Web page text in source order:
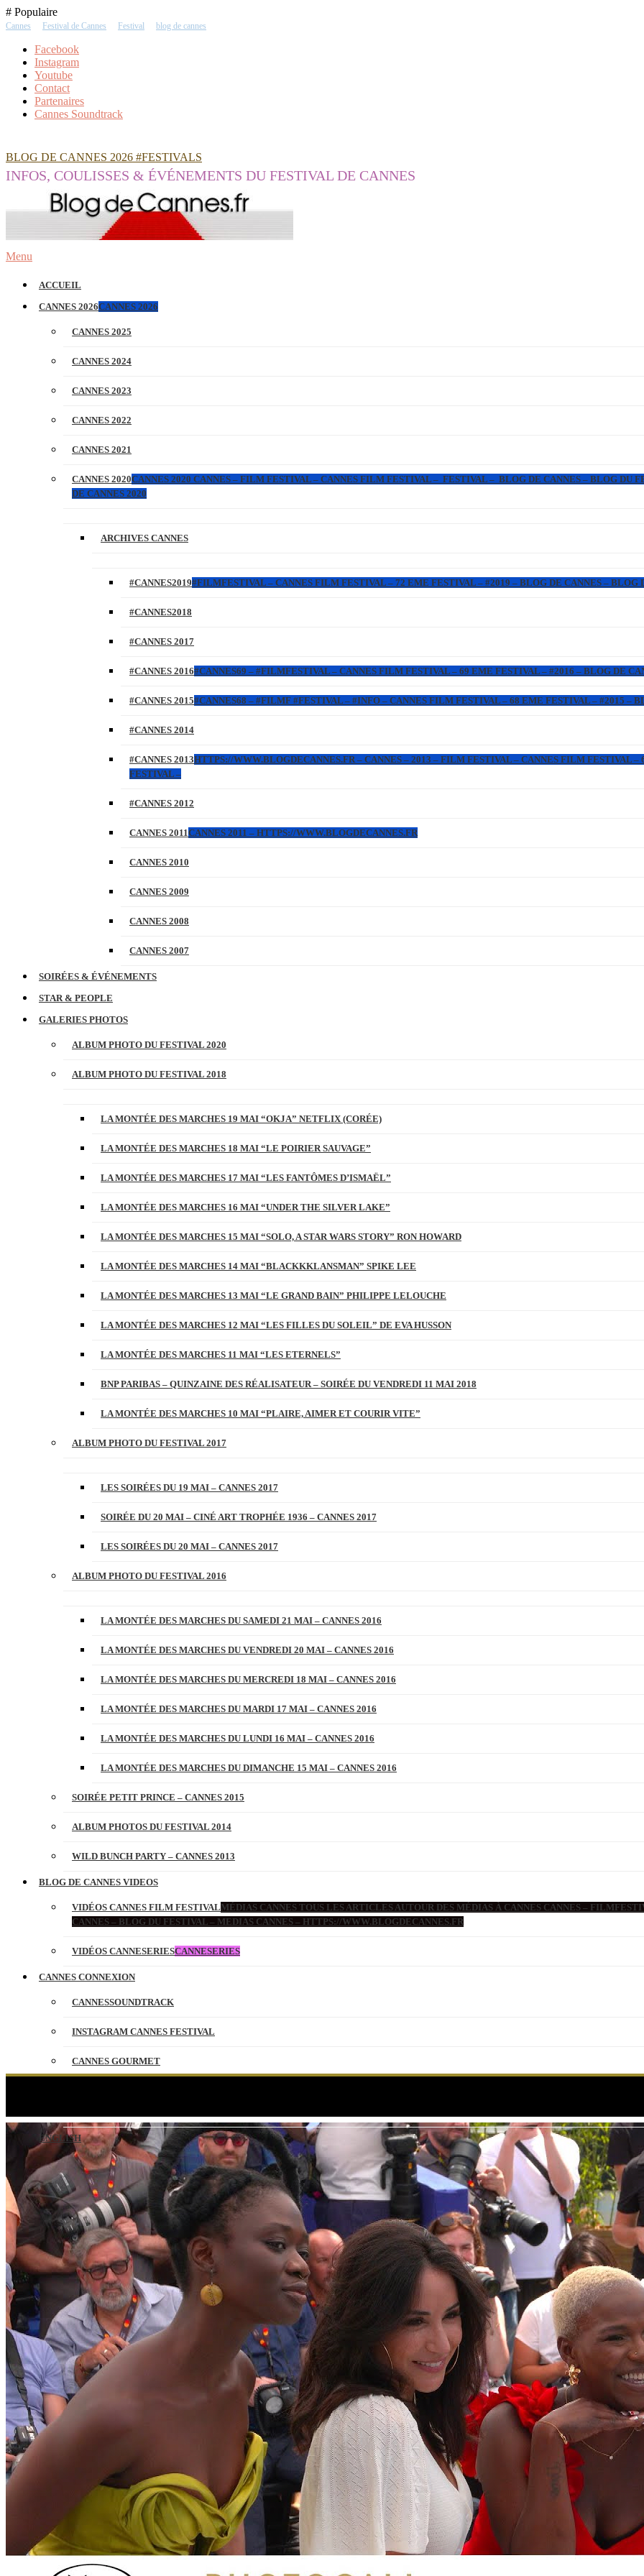
Skip
To
# Populaire
Cannes Festival de Cannes Festival blog de cannes
Facebook
Instagram
Youtube
Contact
Partenaires
Cannes Soundtrack
BLOG DE CANNES 2026 #FESTIVALS
INFOS, COULISSES & ÉVÉNEMENTS DU FESTIVAL DE CANNES
Menu
ACCUEIL
CANNES 2026CANNES 2026
CANNES 2025
CANNES 2024
CANNES 2023
CANNES 2022
CANNES 2021
CANNES 2020CANNES 2020 CANNES – FILM FESTIVAL – CANNES FILM FESTIVAL – FESTIVAL – BLOG DE CANNES – BLOG DU
DE CANNES 2020
ARCHIVES CANNES
#CANNES2019#FILMFESTIVAL – CANNES FILM FESTIVAL – 72 EME FESTIVAL – #2019 – BLOG DE CANNES – BLOG
#CANNES2018
#CANNES 2017
#CANNES 2016#CANNES69 – #FILMFESTIVAL – CANNES FILM FESTIVAL – 69 EME FESTIVAL – #2016 – BLOG DE
#CANNES 2015#CANNES68 – #FILMF #FESTIVAL – #INFO – CANNES FILM FESTIVAL – 68 EME FESTIVAL – #2015 –
#CANNES 2014
#CANNES 2013HTTPS://WWW.BLOGDECANNES.FR – CANNES – 2013 – FILM FESTIVAL – CANNES FILM FESTIVAL
FESTIVAL –
#CANNES 2012
CANNES 2011CANNES 2011 – HTTPS://WWW.BLOGDECANNES.FR
CANNES 2010
CANNES 2009
CANNES 2008
CANNES 2007
SOIRÉES & ÉVÉNEMENTS
STAR & PEOPLE
GALERIES PHOTOS
ALBUM PHOTO DU FESTIVAL 2020
ALBUM PHOTO DU FESTIVAL 2018
LA MONTÉE DES MARCHES 19 MAI “OKJA” NETFLIX (CORÉE)
LA MONTÉE DES MARCHES 18 MAI “LE POIRIER SAUVAGE”
LA MONTÉE DES MARCHES 17 MAI “LES FANTÔMES D’ISMAËL”
LA MONTÉE DES MARCHES 16 MAI “UNDER THE SILVER LAKE”
LA MONTÉE DES MARCHES 15 MAI “SOLO, A STAR WARS STORY” RON HOWARD
LA MONTÉE DES MARCHES 14 MAI “BLACKKKLANSMAN” SPIKE LEE
LA MONTÉE DES MARCHES 13 MAI “LE GRAND BAIN” PHILIPPE LELOUCHE
LA MONTÉE DES MARCHES 12 MAI “LES FILLES DU SOLEIL” DE EVA HUSSON
LA MONTÉE DES MARCHES 11 MAI “LES ETERNELS”
BNP PARIBAS – QUINZAINE DES RÉALISATEUR – SOIRÉE DU VENDREDI 11 MAI 2018
LA MONTÉE DES MARCHES 10 MAI “PLAIRE, AIMER ET COURIR VITE”
ALBUM PHOTO DU FESTIVAL 2017
LES SOIRÉES DU 19 MAI – CANNES 2017
SOIRÉE DU 20 MAI – CINÉ ART TROPHÉE 1936 – CANNES 2017
LES SOIRÉES DU 20 MAI – CANNES 2017
ALBUM PHOTO DU FESTIVAL 2016
LA MONTÉE DES MARCHES DU SAMEDI 21 MAI – CANNES 2016
LA MONTÉE DES MARCHES DU VENDREDI 20 MAI – CANNES 2016
LA MONTÉE DES MARCHES DU MERCREDI 18 MAI – CANNES 2016
LA MONTÉE DES MARCHES DU MARDI 17 MAI – CANNES 2016
LA MONTÉE DES MARCHES DU LUNDI 16 MAI – CANNES 2016
LA MONTÉE DES MARCHES DU DIMANCHE 15 MAI – CANNES 2016
SOIRÉE PETIT PRINCE – CANNES 2015
ALBUM PHOTOS DU FESTIVAL 2014
WILD BUNCH PARTY – CANNES 2013
BLOG DE CANNES VIDEOS
VIDÉOS CANNES FILM FESTIVALMÉDIAS CANNES TOUS LES ARTICLES AUTOUR DES MÉDIAS À CANNES CANNES –
CANNES – BLOG DU FESTIVAL – MEDIAS CANNES – HTTPS://WWW.BLOGDECANNES.FR
VIDÉOS CANNESERIESCANNESERIES
CANNES CONNEXION
CANNESSOUNDTRACK
INSTAGRAM CANNES FESTIVAL
CANNES GOURMET
ENGLISH